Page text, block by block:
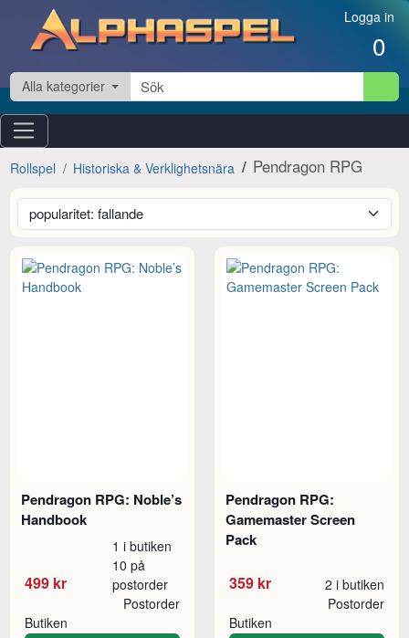
Hoppa till innehåll Logga in
0
Alla kategorier
Rollspel Historiska & Verklighetsnära Pendragon RPG
Pendragon RPG: Noble’s
Handbook
499 kr
1 i butiken
10 på
postorder
Butiken
Postorder
Pendragon RPG:
Gamemaster Screen
Pack
359 kr 2 i butiken
Butiken
Postorder